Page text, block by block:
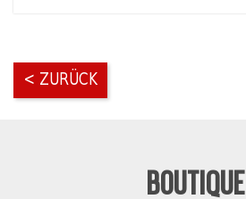
< ZURÜCK
BOUTIQUE